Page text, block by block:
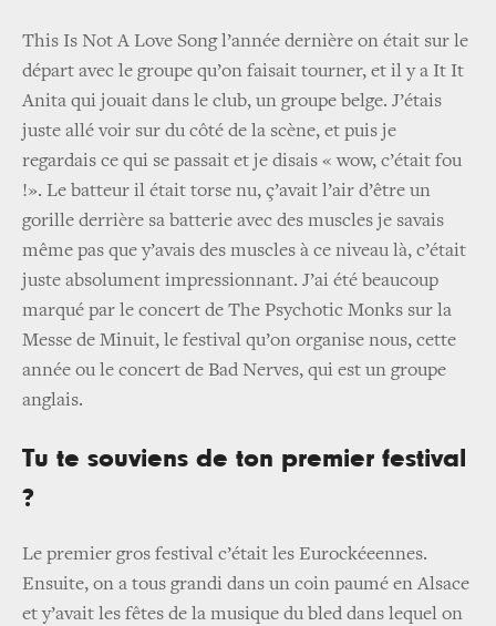
This Is Not A Love Song l’année dernière on était sur le
départ avec le groupe qu’on faisait tourner, et il y a It It
Anita qui jouait dans le club, un groupe belge. J’étais
juste allé voir sur du côté de la scène, et puis je
regardais ce qui se passait et je disais « wow, c’était fou
!». Le batteur il était torse nu, ç’avait l’air d’être un
gorille derrière sa batterie avec des muscles je savais
même pas que y’avais des muscles à ce niveau là, c’était
juste absolument impressionnant. J’ai été beaucoup
marqué par le concert de The Psychotic Monks sur la
Messe de Minuit, le festival qu’on organise nous, cette
année ou le concert de Bad Nerves, qui est un groupe
anglais.
Tu te souviens de ton premier festival
?
Le premier gros festival c’était les Eurockéeennes.
Ensuite, on a tous grandi dans un coin paumé en Alsace
et y’avait les fêtes de la musique du bled dans lequel on